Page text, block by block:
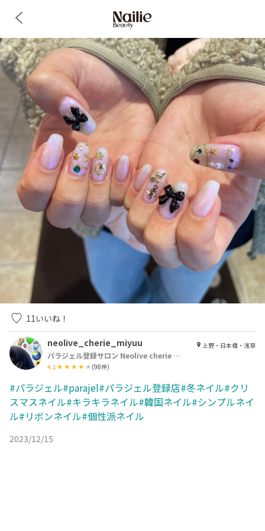
11いいね！
neolive_cherie_miyuu
パラジェル登録サロン Neolive cherie 浅草店【ネオリーブシェリエ】
4.1 (98件)
上野・日本橋・浅草
#パラジェル#parajel#パラジェル登録店#冬ネイル#クリ
スマスネイル#キラキラネイル#韓国ネイル#シンプルネイ
ル#リボンネイル#個性派ネイル
2023/12/15